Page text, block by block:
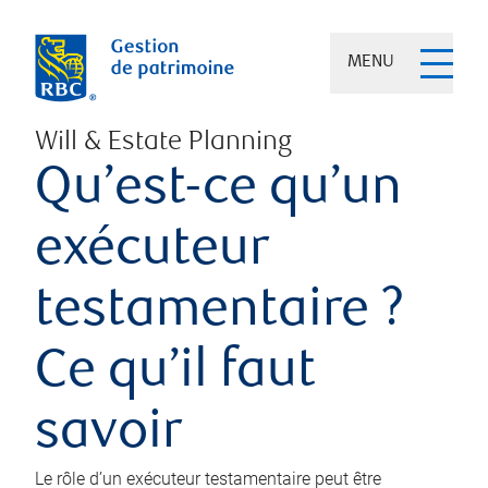
MENU
Will & Estate Planning
Qu’est-ce qu’un
exécuteur
testamentaire ?
Ce qu’il faut
savoir
Le rôle d’un exécuteur testamentaire peut être